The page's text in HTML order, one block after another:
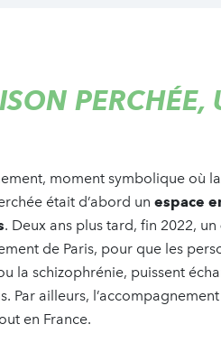
PERCHÉE,
moment symbolique où
était d’abord un espace
. Deux ans plus tard, fin 2022, un
de Paris, pour que les
la schizophrénie, puissent
Par ailleurs,
en France.